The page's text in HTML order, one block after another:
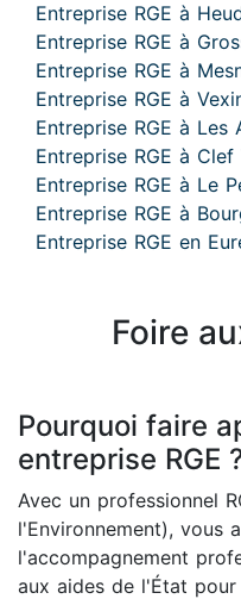
Entreprise RGE à
Entreprise RGE à
Entreprise RGE à
Entreprise RGE à
Entreprise RGE à Les
Entreprise RGE à
Entreprise RGE à Le
Entreprise RGE à
Entreprise RGE en
Foire
Pourquoi faire
entreprise RGE
Avec un professionnel
l'Environnement), vous
l'accompagnement
aux aides de l'État